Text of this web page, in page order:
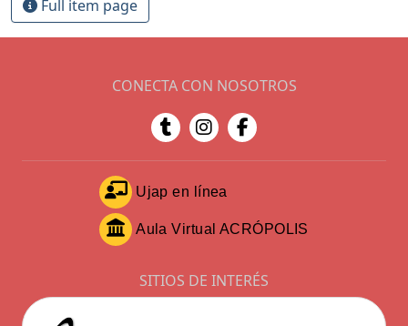
Full item page
CONECTA CON NOSOTROS
Ujap en línea
Aula Virtual ACRÓPOLIS
SITIOS DE INTERÉS